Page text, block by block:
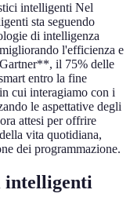
intelligenti Nel
sta seguendo
di intelligenza
l'efficienza e
il 75% delle
entro la fine
cui interagiamo con i
le aspettative degli
attesi per offrire
vita quotidiana,
dei programmazione.
intelligenti